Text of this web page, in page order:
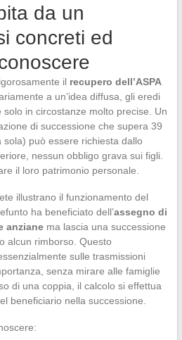
da un
concreti ed
il recupero dell’ASPA
a un’idea diffusa, gli eredi
in circostanze molto precise. Un
di successione che supera 39
può essere richiesta dallo
nessun obbligo grava sui figli.
il loro patrimonio personale.
illustrano il funzionamento del
ha beneficiato dell’assegno di
anzianema lascia una successione
alcun rimborso. Questo
sulle trasmissioni
senza mirare alle famiglie
di una coppia, il calcolo si effettua
beneficiario nella successione.